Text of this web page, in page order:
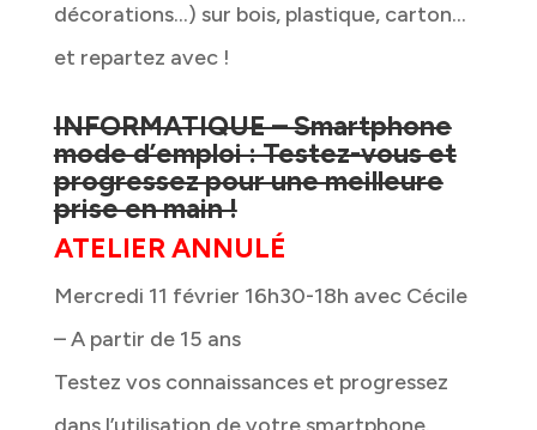
décorations…) sur bois, plastique, carton…
et repartez avec !
INFORMATIQUE – Smartphone
mode d’emploi : Testez-vous et
progressez pour une meilleure
prise en main !
ATELIER ANNULÉ
Mercredi 11 février 16h30-18h avec Cécile
– A partir de 15 ans
Testez vos connaissances et progressez